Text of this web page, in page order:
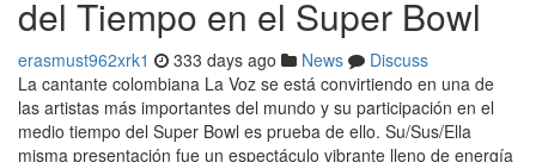
del Tiempo en el Super Bowl
erasmust962xrk1 333 days ago News
Discuss
La cantante colombiana La Voz se está convirtiendo en una de
las artistas más importantes del mundo y su participación en el
medio tiempo del Super Bowl es prueba de ello. Su/Sus/Ella
misma presentación fue un espectáculo vibrante lleno de energía